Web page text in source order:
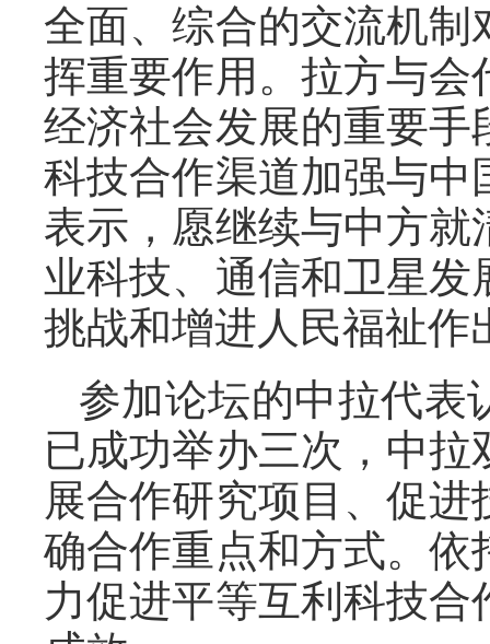
全面、综合的交流机
挥重要作用。拉方与
经济社会发展的重要
科技合作渠道加强与
表示，愿继续与中方
业科技、通信和卫星
挑战和增进人民福祉作
参加论坛的中拉代表
已成功举办三次，中
展合作研究项目、促
确合作重点和方式。
力促进平等互利科技